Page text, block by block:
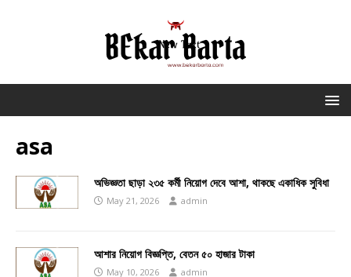
asa
অভিজ্ঞতা ছাড়া ২৩৫ কর্মী নিয়োগ দেবে আশা, থাকছে একাধিক সুবিধা
May 21, 2026 admin
আশার নিয়োগ বিজ্ঞপ্তি, বেতন ৫০ হাজার টাকা
May 10, 2026 admin